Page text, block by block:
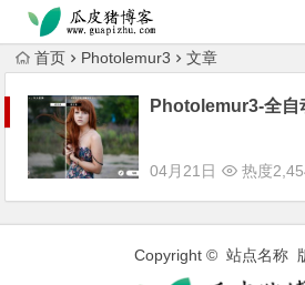
跳转到主内容
首页 Photolemur3 文章
Photolemur3-全自
04月21日 热度
Copyright © 站点名称